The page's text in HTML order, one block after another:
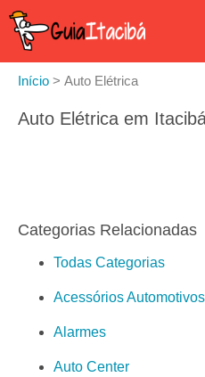
Início > Auto Elétrica
Auto Elétrica em
Categorias Relacionadas
Todas Categorias
Acessórios Automotivos
Alarmes
Auto Center